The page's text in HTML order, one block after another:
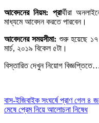
আবেদনের নিয়ম: প্রার্থীরা
মাধ্যমে আবেদন করতে পারবেন।
আবেদনের সময়সীমা: শুরু হয়েছে ১৭
মার্চ, ২০১৯ বিকেল ৫টা।
বিস্তারিত দেখুন নিয়োগ
Post
navigation
বাস-ইজিবাইক সংঘর্ষে প্রাণ গেল ৪
মেষে প্রেম নিয়ে আলোচনা নিষেধ